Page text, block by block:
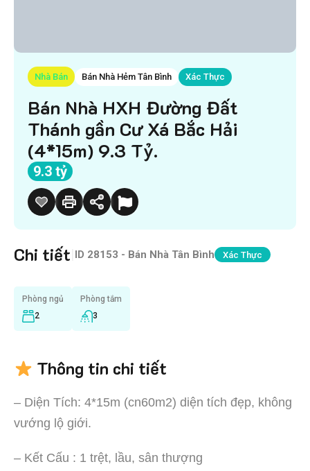
Nhà Bán Bán Nhà Hẻm Tân Bình Xác Thực
Bán Nhà HXH Đường Đất
Thánh gần Cư Xá Bắc Hải
(4*15m) 9.3 Tỷ.
9.3 tỷ
Chi tiết ID 28153 - Bán Nhà Tân Bình Xác Thực
Phòng ngủ
2
Phòng tắm
3
Thông tin chi tiết
– Diện Tích: 4*15m (cn60m2) diện tích đẹp, không
vướng lộ giới.
– Kết Cấu : 1 trệt, lầu, sân thượng